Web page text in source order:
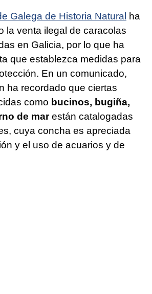
Galega de Historia Natural ha
la venta ilegal de caracolas
en Galicia, por lo que ha
que establezca medidas para
En un comunicado,
ha recordado que ciertas
como bucinos, bugiña,
de marestán catalogadas
cuya concha es apreciada
y el uso de acuarios y de